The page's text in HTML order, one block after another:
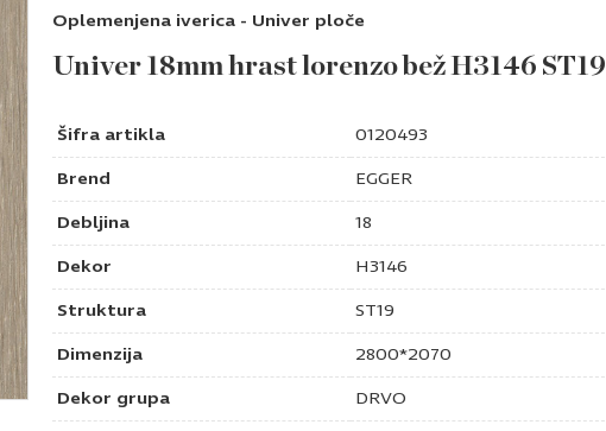
Oplemenjena iverica - Univer ploče
Univer 18mm hrast lorenzo bež H3146 ST19
Šifra artikla 0120493
Brend EGGER
Debljina 18
Dekor H3146
Struktura ST19
Dimenzija 2800*2070
Dekor grupa DRVO